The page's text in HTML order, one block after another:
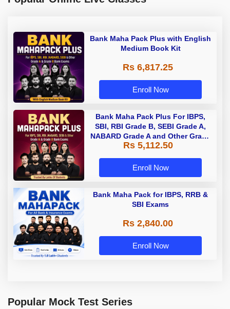
Bank Maha Pack Plus with English
Medium Book Kit
Rs 6,817.25
Enroll Now
Bank Maha Pack Plus For IBPS,
SBI, RBI Grade B, SEBI Grade A,
NABARD Grade A and Other Grade
A & Grade B Bank Exams
Rs 5,112.50
Enroll Now
Bank Maha Pack for IBPS, RRB &
SBI Exams
Rs 2,840.00
Enroll Now
Popular Mock Test Series